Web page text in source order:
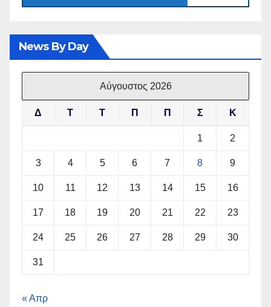
News By Day
Αύγουστος 2026
Δ Τ Τ Π Π Σ Κ
1 2
3 4 5 6 7 8 9
10 11 12 13 14 15 16
17 18 19 20 21 22 23
24 25 26 27 28 29 30
31
« Απρ